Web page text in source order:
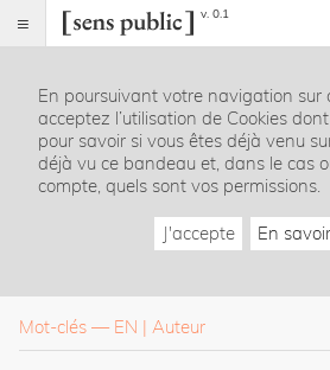
v. 0.1
Index
Rubriques
Essais
La
En poursuivant votre navigation sur
acceptez l’utilisation de Cookies
pour savoir si vous êtes déjà venu
déjà vu ce bandeau et, dans le cas
compte, quels sont vos permissions.
J'accepte En
Mot-clés — EN Auteur